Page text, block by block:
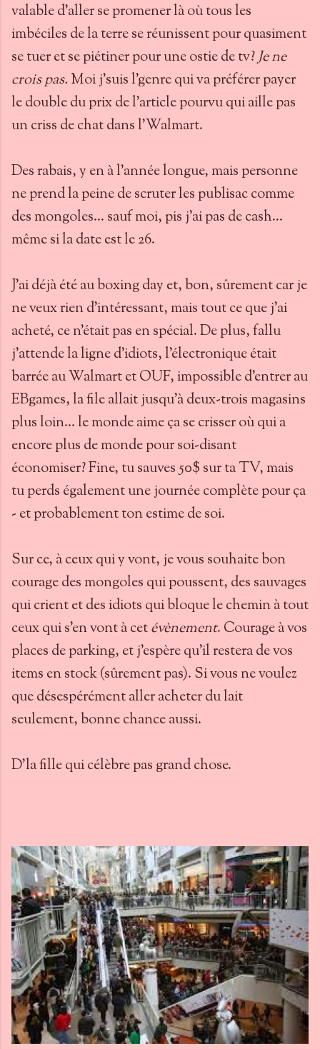
valable d'aller se promener là où tous les
imbéciles de la terre se réunissent pour quasiment
se tuer et se piétiner pour une ostie de tv?Je ne
crois pas. Moi j'suis l'genre qui va préférer payer
le double du prix de l'article pourvu qui aille pas
un criss de chat dans l'Walmart.
Des rabais, y en à l'année longue, mais personne
ne prend la peine de scruter les publisac comme
des mongoles... sauf moi, pis j'ai pas de cash...
même si la date est le 26.
J'ai déjà été au boxing day et, bon, sûrement car je
ne veux rien d'intéressant, mais tout ce que j'ai
acheté, ce n'était pas en spécial. De plus, fallu
j'attende la ligne d'idiots, l'électronique était
barrée au Walmart et OUF, impossible d'entrer au
EBgames, la file allait jusqu'à deux-trois magasins
plus loin... le monde aime ça se crisser où qui a
encore plus de monde pour soi-disant
économiser? Fine, tu sauves 50$ sur ta TV, mais
tu perds également une journée complète pour ça
- et probablement ton estime de soi.
Sur ce, à ceux qui y vont, je vous souhaite bon
courage des mongoles qui poussent, des sauvages
qui crient et des idiots qui bloque le chemin à tout
ceux qui s'en vont à cetévènement. Courage à vos
places de parking, et j'espère qu'il restera de vos
items en stock (sûrement pas). Si vous ne voulez
que désespérément aller acheter du lait
seulement, bonne chance aussi.
D'la fille qui célèbre pas grand chose.